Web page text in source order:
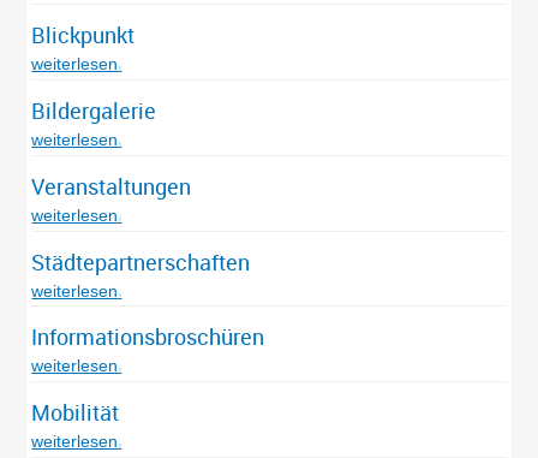
Blickpunkt
weiterlesen
Bildergalerie
weiterlesen
Veranstaltungen
weiterlesen
Städtepartnerschaften
weiterlesen
Informationsbroschüren
weiterlesen
Mobilität
weiterlesen